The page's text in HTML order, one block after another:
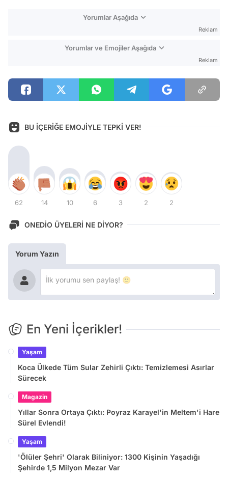
Yorumlar Aşağıda
Reklam
Yorumlar ve Emojiler Aşağıda
Reklam
BU İÇERİĞE EMOJİYLE TEPKİ VER!
62 14 10 6 3 2 2
ONEDİO ÜYELERİ NE DİYOR?
Yorum Yazın
En Yeni İçerikler!
Yaşam
Koca Ülkede Tüm Sular Zehirli Çıktı: Temizlemesi Asırlar
Sürecek
Magazin
Yıllar Sonra Ortaya Çıktı: Poyraz Karayel'in Meltem'i Hare
Sürel Evlendi!
Yaşam
'Ölüler Şehri' Olarak Biliniyor: 1300 Kişinin Yaşadığı
Şehirde 1,5 Milyon Mezar Var